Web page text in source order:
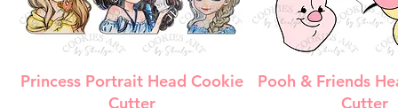
Vista rápida
Princess Portrait Head Cookie
Cutter
Vista
Pooh & Friends
Cutter